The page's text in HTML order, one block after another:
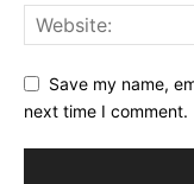
Save my name,
next time I comment.